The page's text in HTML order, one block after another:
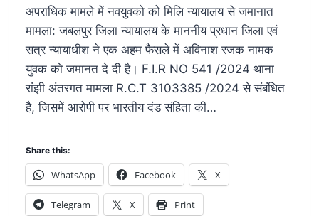
अपराधिक मामले में नवयुवको को मिलि न्यायालय से जमानात
मामला: जबलपुर जिला न्यायालय के माननीय प्रधान जिला एवं
सत्र न्यायाधीश ने एक अहम फैसले में अविनाश रजक नामक
युवक को जमानत दे दी है। F.I.R NO 541 /2024 थाना
रांझी अंतरगत मामला R.C.T 3103385 /2024 से संबंधित
है, जिसमें आरोपी पर भारतीय दंड संहिता की…
Share this:
WhatsApp Facebook X
Telegram X Print